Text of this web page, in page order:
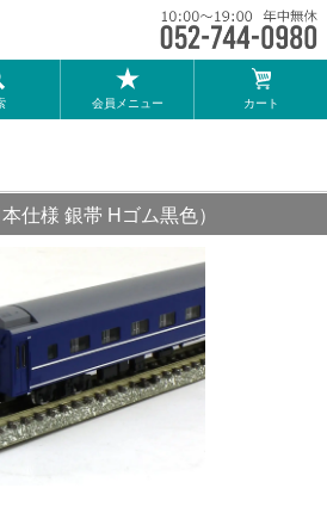
会員メニュー カート
仕様 銀帯 Hゴム黒色）